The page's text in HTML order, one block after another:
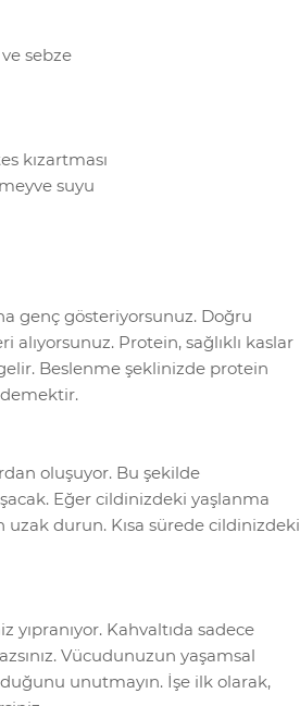
sebze
kızartması
suyu
genç gösteriyorsunuz. Doğru
Protein, sağlıklı kaslar
Beslenme şeklinizde protein
demektir.
oluşuyor. Bu şekilde
Eğer cildinizdeki yaşlanma
durun. Kısa sürede cildinizdeki
Kahvaltıda sadece
Vücudunuzun yaşamsal
unutmayın. İşe ilk olarak,